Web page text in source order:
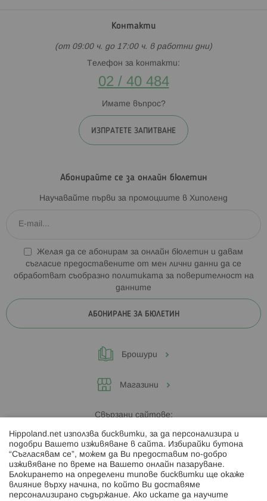
Контакти
(от 09:00 ч. до 17:00 ч. в работни дни)
Телефон за контакти:
02 / 40 484
Имате въпрос?
ИЗПРАТЕТЕ ЗАПИТВАНЕ
Абонирайте се за онлайн бюлетин
Научавайте първи за промоциите в Хиполенд
Желая да се абонирам за онлайн бюлетин и давам
съгласие предоставените от мен лични данни да се
обработват съобразно политиката за поверителност на
данните
АБОНИРАНЕ ЗА БЮЛЕТИН
Брошури
Магазини
Свързани сайтове:
Hippoland.ro
Последвайте ни:
Hippoland.net използва бисквитки, за да персонализира и
подобри Вашето изживяване в сайта. Избирайки бутона
“Съгласявам се”, можем да Ви предоставим по-добро
изживяване по време на Вашето онлайн пазаруване.
Блокирането на определени типове бисквитки ще окаже
влияние върху начина, по който Ви доставяме
персонализирано съдържание. Ако искате да научите